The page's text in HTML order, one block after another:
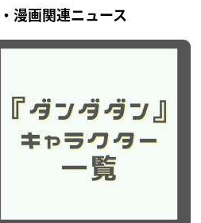
漫画関連ニュース